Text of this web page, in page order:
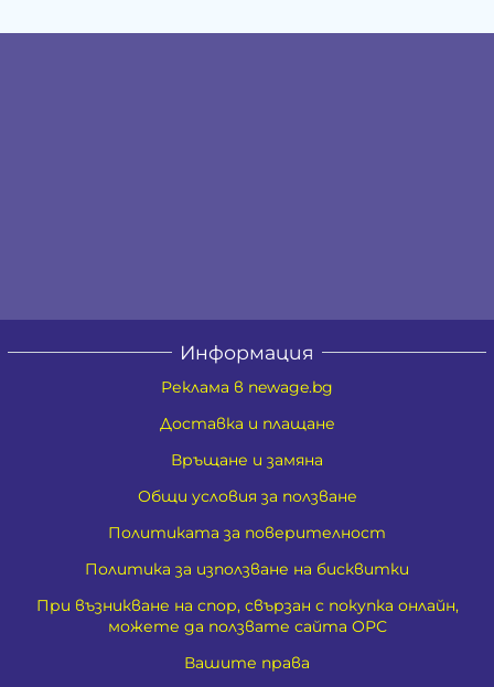
Информация
Реклама в newage.bg
Доставка и плащане
Връщане и замяна
Общи условия за ползване
Политиката за поверителност
Политика за използване на бисквитки
При възникване на спор, свързан с покупка онлайн,
можете да ползвате сайта ОРС
Вашите права